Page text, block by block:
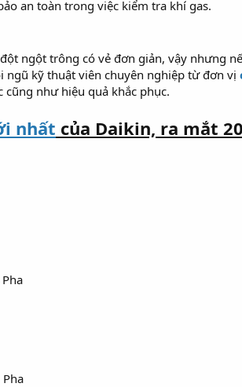
an toàn trong việc kiểm tra khí gas.
ngột trông có vẻ đơn giản, vậy nhưng
ngũ kỹ thuật viên chuyên nghiệp từ đơn vị
như hiệu quả khắc phục.
nhất của Daikin, ra mắt